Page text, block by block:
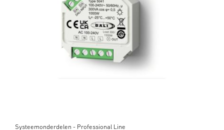
Systeemonderdelen - Professional Line